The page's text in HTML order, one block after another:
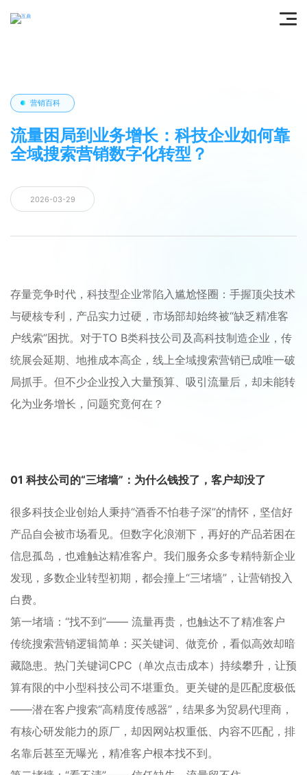
营销百科
流量困局到业务增长：科技企业如何靠
全域搜索营销数字化转型？
2026-03-29
存量竞争时代，科技型企业常陷入尴尬怪圈：手握顶尖技术
与硬核专利，产品实力过硬，市场部却始终被“缺乏精准客
户线索”困扰。对于TO B类科技公司及高科技制造企业，传
统展会延期、地推成本高企，线上全域搜索营销已成唯一破
局抓手。但不少企业投入大量预算、吸引流量后，却未能转
化为业务增长，问题究竟何在？
01 科技公司的“三堵墙”：为什么钱投了，客户却没了
很多科技企业创始人秉持“酒香不怕巷子深”的情怀，坚信好
产品自会被市场看见。但数字化浪潮下，再好的产品若困在
信息孤岛，也难触达精准客户。我们服务众多专精特新企业
发现，多数企业转型初期，都会撞上“三堵墙”，让营销投入
白费。
第一堵墙：“找不到”—— 流量再贵，也触达不了精准客户
传统搜索营销逻辑简单：买关键词、做竞价，看似高效却暗
藏隐患。热门关键词CPC（单次点击成本）持续攀升，让预
算有限的中小型科技公司不堪重负。更关键的是匹配度极低
——潜在客户搜索“高精度传感器”，结果多为贸易代理商，
有核心研发能力的原厂，却因网站权重低、内容不匹配，排
名靠后甚至无曝光，精准客户根本找不到。